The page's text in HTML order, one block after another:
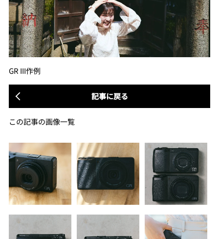
GR III作例
記事に戻る
この記事の画像一覧